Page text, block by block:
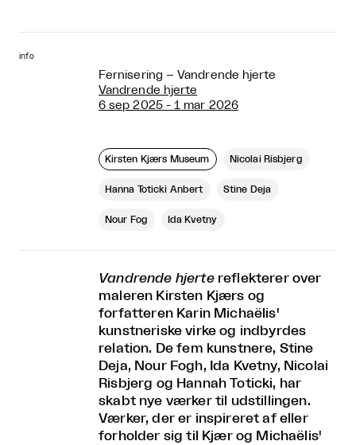
info
Fernisering – Vandrende hjerte
Vandrende hjerte
6 sep 2025 - 1 mar 2026
Kirsten Kjærs Museum Nicolai Risbjerg
Hanna Toticki Anbert Stine Deja
Nour Fog Ida Kvetny
Vandrende hjertereflekterer over
maleren Kirsten Kjærs og
forfatteren Karin Michaëlis'
kunstneriske virke og indbyrdes
relation. De fem kunstnere, Stine
Deja, Nour Fogh, Ida Kvetny, Nicolai
Risbjerg og Hannah Toticki, har
skabt nye værker til udstillingen.
Værker, der er inspireret af eller
forholder sig til Kjær og Michaëlis'